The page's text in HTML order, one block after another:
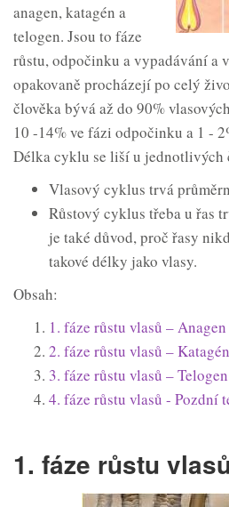
anagen, katagén a
telogen. Jsou to fáze
růstu, odpočinku a vypadávání a
opakovaně procházejí po celý
člověka bývá až do 90%
10 -14% ve fázi odpočinku a 1 -
Délka cyklu se liší u jednotlivých
Vlasový cyklus trvá
Růstový cyklus třeba u řas
je také důvod, proč řasy
takové délky jako vlasy.
Obsah:
1. fáze růstu vlasů – Anagen
2. fáze růstu vlasů – Katagén
3. fáze růstu vlasů – Telogen
4. fáze růstu vlasů - Pozdní
1. fáze růstu